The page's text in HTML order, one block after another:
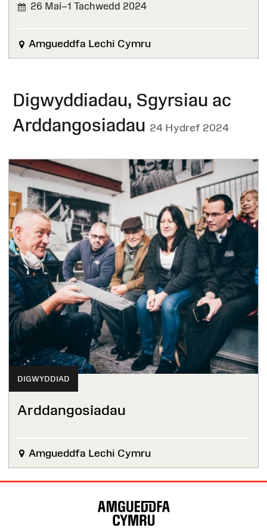
26 Mai–1 Tachwedd 2024
WEDI'I
Amgueddfa Lechi Cymru
Digwyddiadau, Sgyrsiau ac
Arddangosiadau 24 Hydref 2024
DIGWYDDIAD
Arddangosiadau
Amgueddfa Lechi Cymru